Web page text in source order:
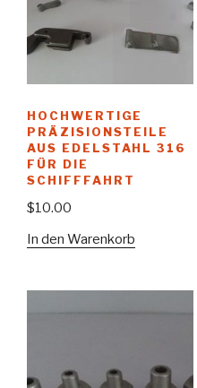
HOCHWERTIGE
PRÄZISIONSTEILE
AUS EDELSTAHL 316
FÜR DIE
SCHIFFFAHRT
$10.00
In den Warenkorb